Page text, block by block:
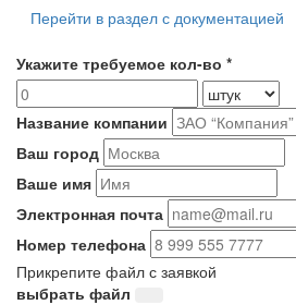
Перейти в раздел с документацией
Укажите требуемое кол-во *
Название компании
Ваш город
Ваше имя
Электронная почта
Номер телефона
Прикрепите файл с заявкой
выбрать файл